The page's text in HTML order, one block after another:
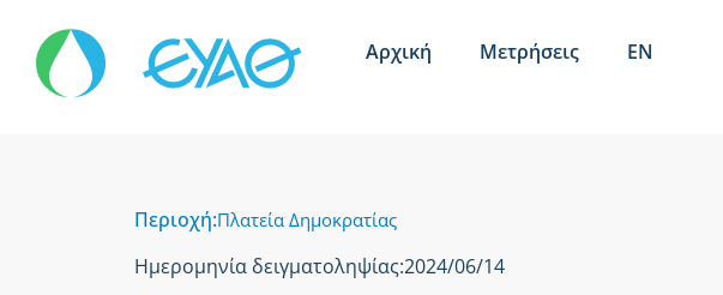
Αρχική Μετρήσεις EN
Περιοχή:Πλατεία Δημοκρατίας
Ημερομηνία δειγματοληψίας:2024/06/14